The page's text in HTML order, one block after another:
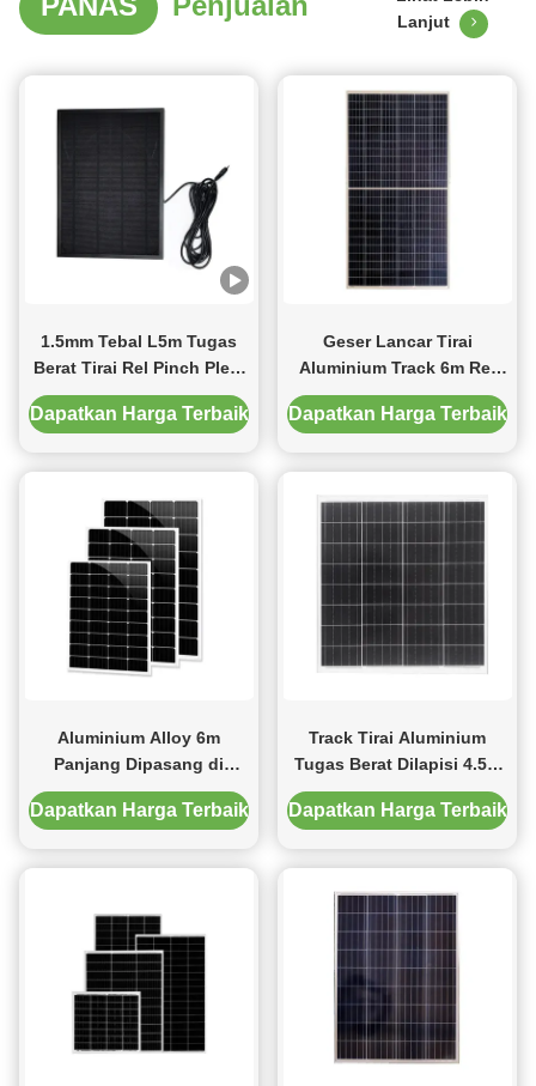
Lanjut
1.5mm Tebal L5m Tugas
Berat Tirai Rel Pinch Pleat
Curtain Track
Dapatkan Harga Terbaik
Geser Lancar Tirai
Aluminium Track 6m Rel
Tirai Dengan Semua
Aksesoris
Dapatkan Harga Terbaik
Aluminium Alloy 6m
Panjang Dipasang di
Langit-langit Rel Tirai
Mandi Dalam 4 Warna
Dapatkan Harga Terbaik
Track Tirai Aluminium
Tugas Berat Dilapisi 4.5m
Panjang
Dapatkan Harga Terbaik